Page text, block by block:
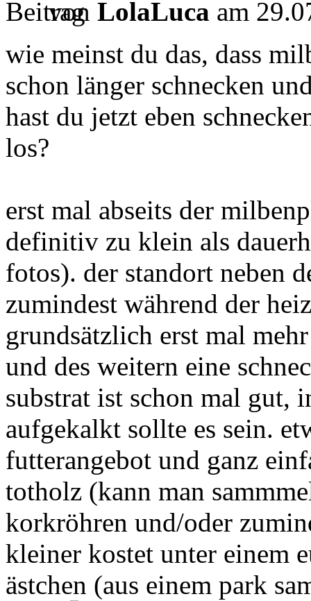
von LolaLuca am
wie meinst du das, dass
schon länger schnecken
hast du jetzt eben
los?
erst mal abseits der
definitiv zu klein als
fotos). der standort neben
zumindest während der
grundsätzlich erst mal
und des weitern eine
substrat ist schon mal gut,
aufgekalkt sollte es sein.
futterangebot und ganz
totholz (kann man
korkröhren und/oder
kleiner kostet unter einem
ästchen (aus einem park